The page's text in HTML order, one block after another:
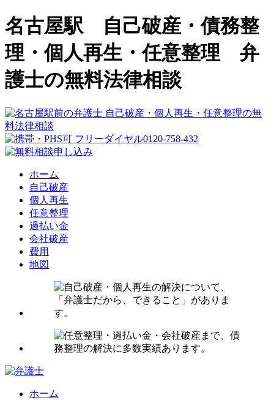
名古屋駅 自己破産・債務整
理・個人再生・任意整理 弁
護士の無料法律相談
ホーム
自己破産
個人再生
任意整理
過払い金
会社破産
費用
地図
ホーム